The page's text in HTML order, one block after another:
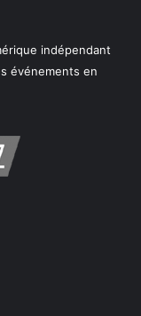
indépendant
événements en